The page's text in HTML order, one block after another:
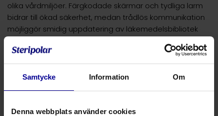
Samtycke Information Om
Denna webbplats använder cookies
olika vårdmiljöer. Färgkodade skärmar och tydliga larm
bidrar till ökad säkerhet, medan trådlös kommunikation
möjliggör smidig uppdatering av läkemedelsbibliotek
Flera terapier i ett system
CADD-Solis kan användas för flera typer av
smärtbehandling och infusionsterapier, bland annat:
Intravenös PCA